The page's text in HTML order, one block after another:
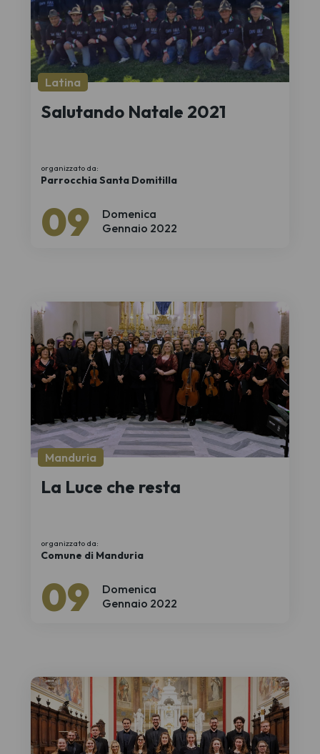
Domenica
09 Gennaio 2022
Latina
Salutando Natale 2021
organizzato da:
Parrocchia Santa Domitilla
Domenica
09 Gennaio 2022
Manduria
La Luce che resta
organizzato da:
Comune di Manduria